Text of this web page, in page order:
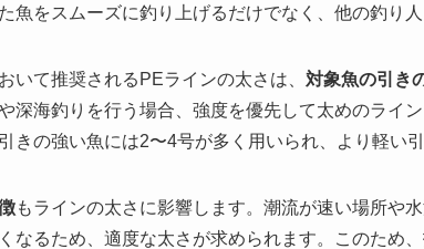
魚をスムーズに釣り上げるだけでなく、他の釣り
いて推奨されるPEラインの太さは、 対象魚の引き
深海釣りを行う場合、強度を優先して太めのライ
きの強い魚には2〜4号が多く用いられ、より軽い
もラインの太さに影響します。潮流が速い場所や
なるため、適度な太さが求められます。このため